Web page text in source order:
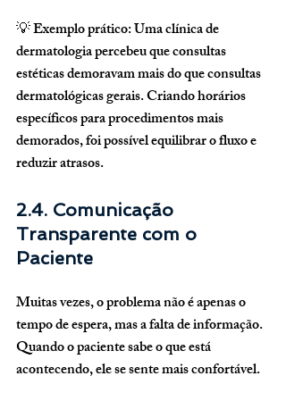
💡 Exemplo prático: Uma clínica de
dermatologia percebeu que consultas
estéticas demoravam mais do que consultas
dermatológicas gerais. Criando horários
específicos para procedimentos mais
demorados, foi possível equilibrar o fluxo e
reduzir atrasos.
2.4. Comunicação
Transparente com o
Paciente
Muitas vezes, o problema não é apenas o
tempo de espera, mas a falta de informação.
Quando o paciente sabe o que está
acontecendo, ele se sente mais confortável.